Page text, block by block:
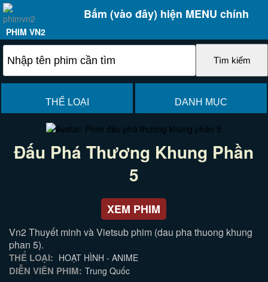
Bấm (vào đây) hiện MENU chính
PHIM VN2
THỂ LOẠI DANH MỤC
Đấu Phá Thương Khung Phần
5
XEM PHIM
Vn2 Thuyết minh và Vietsub phim (dau pha thuong khung
phan 5).
THỂ LOẠI: HOẠT HÌNH - ANIME
DIỄN VIÊN PHIM: Trung Quốc